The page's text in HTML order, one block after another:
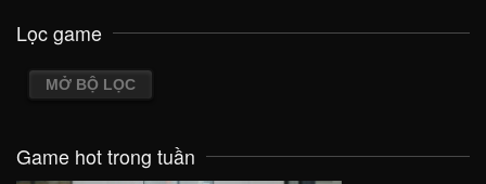
Lọc game
MỞ BỘ LỌC
Game hot trong tuần